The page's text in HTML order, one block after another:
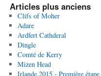
Articles plus anciens
Clifs of Moher
Adare
Ardfert Cathderal
Dingle
Comté de Kerry
Mizen Head
Irlande 2015 - Première étape